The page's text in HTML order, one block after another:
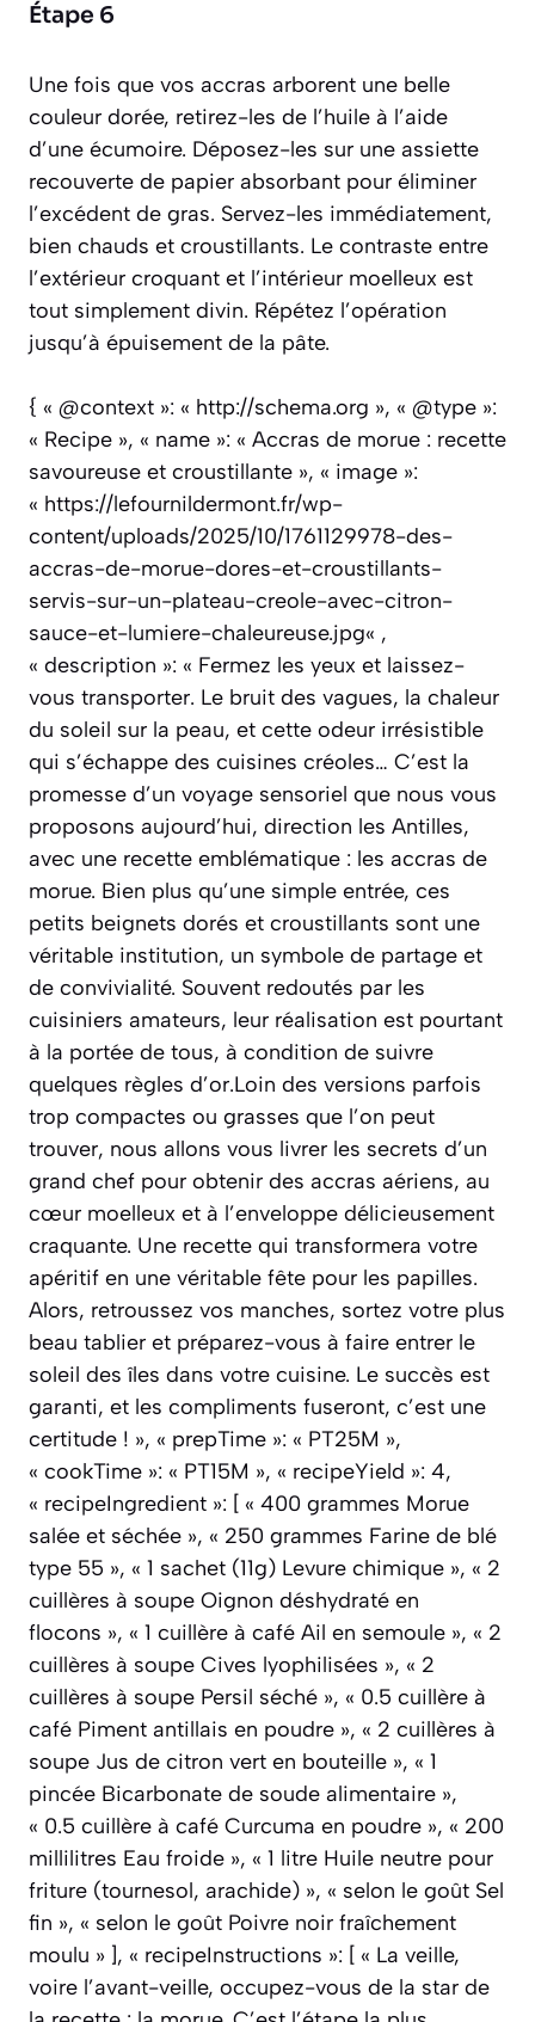
Étape 6
Une fois que vos accras arborent une belle
couleur dorée, retirez-les de l’huile à l’aide
d’une écumoire. Déposez-les sur une assiette
recouverte de papier absorbant pour éliminer
l’excédent de gras. Servez-les immédiatement,
bien chauds et croustillants. Le contraste entre
l’extérieur croquant et l’intérieur moelleux est
tout simplement divin. Répétez l’opération
jusqu’à épuisement de la pâte.
{ « @context »: « http://schema.org », « @type »:
« Recipe », « name »: « Accras de morue : recette
savoureuse et croustillante », « image »:
« https://lefournildermont.fr/wp-
content/uploads/2025/10/1761129978-des-
accras-de-morue-dores-et-croustillants-
servis-sur-un-plateau-creole-avec-citron-
sauce-et-lumiere-chaleureuse.jpg« ,
« description »: « Fermez les yeux et laissez-
vous transporter. Le bruit des vagues, la chaleur
du soleil sur la peau, et cette odeur irrésistible
qui s’échappe des cuisines créoles… C’est la
promesse d’un voyage sensoriel que nous vous
proposons aujourd’hui, direction les Antilles,
avec une recette emblématique : les accras de
morue. Bien plus qu’une simple entrée, ces
petits beignets dorés et croustillants sont une
véritable institution, un symbole de partage et
de convivialité. Souvent redoutés par les
cuisiniers amateurs, leur réalisation est pourtant
à la portée de tous, à condition de suivre
quelques règles d’or.Loin des versions parfois
trop compactes ou grasses que l’on peut
trouver, nous allons vous livrer les secrets d’un
grand chef pour obtenir des accras aériens, au
cœur moelleux et à l’enveloppe délicieusement
craquante. Une recette qui transformera votre
apéritif en une véritable fête pour les papilles.
Alors, retroussez vos manches, sortez votre plus
beau tablier et préparez-vous à faire entrer le
soleil des îles dans votre cuisine. Le succès est
garanti, et les compliments fuseront, c’est une
certitude ! », « prepTime »: « PT25M »,
« cookTime »: « PT15M », « recipeYield »: 4,
« recipeIngredient »: [ « 400 grammes Morue
salée et séchée », « 250 grammes Farine de blé
type 55 », « 1 sachet (11g) Levure chimique », « 2
cuillères à soupe Oignon déshydraté en
flocons », « 1 cuillère à café Ail en semoule », « 2
cuillères à soupe Cives lyophilisées », « 2
cuillères à soupe Persil séché », « 0.5 cuillère à
café Piment antillais en poudre », « 2 cuillères à
soupe Jus de citron vert en bouteille », « 1
pincée Bicarbonate de soude alimentaire »,
« 0.5 cuillère à café Curcuma en poudre », « 200
millilitres Eau froide », « 1 litre Huile neutre pour
friture (tournesol, arachide) », « selon le goût Sel
fin », « selon le goût Poivre noir fraîchement
moulu » ], « recipeInstructions »: [ « La veille,
voire l’avant-veille, occupez-vous de la star de